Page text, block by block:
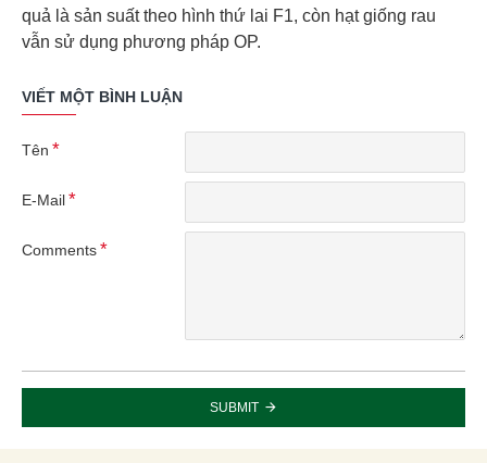
quả là sản suất theo hình thứ lai F1, còn hạt giống rau
vẫn sử dụng phương pháp OP.
VIẾT MỘT BÌNH LUẬN
Tên
E-Mail
Comments
SUBMIT